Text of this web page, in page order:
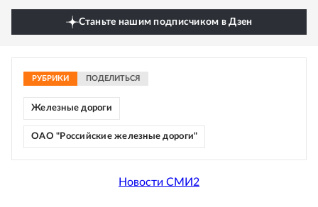
Станьте нашим подписчиком в Дзен
РУБРИКИ ПОДЕЛИТЬСЯ
Железные дороги
ОАО "Российские железные дороги"
Новости СМИ2